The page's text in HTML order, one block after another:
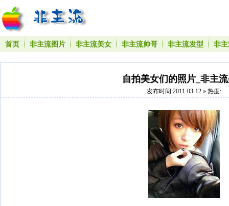
首页 非主流图片 非主流美女 非主流帅哥 非主流发型 非
自拍美女们的照片_非主
发布时间:2011-03-12 » 热度: